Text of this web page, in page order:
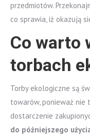
przedmiotów.
co sprawia, iż okazują
Co warto
torbach
Torby ekologiczne są
towarów, ponieważ nie
dostarczenie
do późniejszego